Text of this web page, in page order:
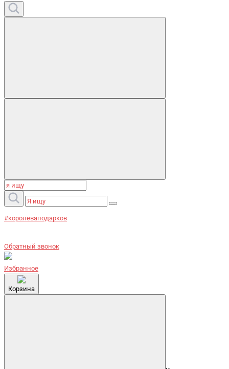
#королеваподарков
Обратный звонок
Избранное
Корзина